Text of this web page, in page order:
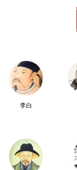
李白